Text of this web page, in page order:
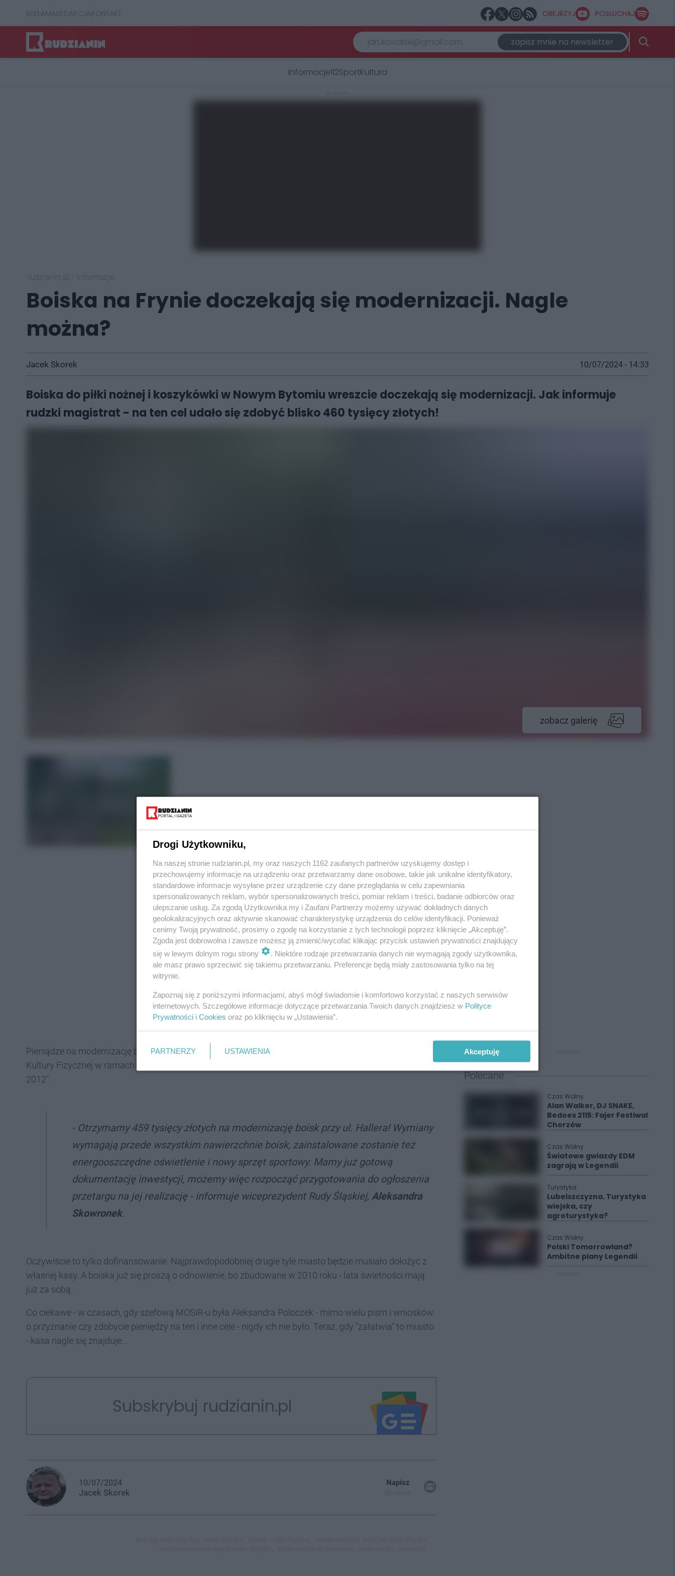
REKLAMAREDAKCJAKONTAKT OBEJRZYJ POSŁUCHAJ
zapisz mnie na newsletter
Informacje112SportKultura
Boiska na Frynie doczekają się modernizacji. Nagle
można?
Jacek Skorek 10/07/2024 - 14:33
Boiska do piłki nożnej i koszykówki w Nowym Bytomiu wreszcie doczekają się modernizacji. Jak informuje
rudzki magistrat - na ten cel udało się zdobyć blisko 460 tysięcy złotych!
zobacz galerię
Pieniądze na modernizację boisk w Nowym Bytomiu przy ulicy Hallera pozyskano z Funduszu Rozwoju
Kultury Fizycznej w ramach Programu modernizacji kompleksów sportowych "Moje Boisko – ORLIK
2012".
- Otrzymamy 459 tysięcy złotych na modernizację boisk przy ul. Hallera! Wymiany
wymagają przede wszystkim nawierzchnie boisk, zainstalowane zostanie też
energooszczędne oświetlenie i nowy sprzęt sportowy. Mamy już gotową
dokumentację inwestycji, możemy więc rozpocząć przygotowania do ogłoszenia
przetargu na jej realizację - informuje wiceprezydent Rudy Śląskiej, Aleksandra
Skowronek.
Oczywiście to tylko dofinansowanie. Najprawdopodobniej drugie tyle miasto będzie musiało dołożyć z
własnej kasy. A boiska już się proszą o odnowienie, bo zbudowane w 2010 roku - lata świetności mają
już za sobą.
Co ciekawe - w czasach, gdy szefową MOSiR-u była Aleksandra Poloczek - mimo wielu pism i wniosków
o przyznanie czy zdobycie pieniędzy na ten i inne cele - nigdy ich nie było. Teraz, gdy "załatwia" to miasto
- kasa nagle się znajduje...
Subskrybuj rudzianin.pl
10/07/2024
Jacek Skorek
Napisz
Polecane
Czas Wolny
Alan Walker, DJ SNAKE,
Bedoes 2115: Fajer Festiwal
Chorzów
Czas Wolny
Światowe gwiazdy EDM
zagrają w Legendii
Turystyka
Lubelszczyzna. Turystyka
wiejska, czy
agroturystyka?
Czas Wolny
Polski Tomorrowland?
Ambitne plany Legendii
Drogi Użytkowniku,
Na naszej stronie rudzianin.pl, my oraz naszych 1162 zaufanych partnerów uzyskujemy dostęp i
przechowujemy informacje na urządzeniu oraz przetwarzamy dane osobowe, takie jak unikalne identyfikatory,
standardowe informacje wysyłane przez urządzenie czy dane przeglądania w celu zapewniania
spersonalizowanych reklam, wybór spersonalizowanych treści, pomiar reklam i treści, badanie odbiorców oraz
ulepszanie usług. Za zgodą Użytkownika my i Zaufani Partnerzy możemy używać dokładnych danych
geolokalizacyjnych oraz aktywnie skanować charakterystykę urządzenia do celów identyfikacji. Ponieważ
cenimy Twoją prywatność, prosimy o zgodę na korzystanie z tych technologii poprzez kliknięcie „Akceptuję”.
Zgoda jest dobrowolna i zawsze możesz ją zmienić/wycofać klikając przycisk ustawień prywatności znajdujący
się w lewym dolnym rogu strony
. Niektóre rodzaje przetwarzania danych nie wymagają zgody użytkownika,
ale masz prawo sprzeciwić się takiemu przetwarzaniu. Preferencje będą miały zastosowania tylko na tej
witrynie.
Zapoznaj się z poniższymi informacjami, abyś mógł świadomie i komfortowo korzystać z naszych serwisów
internetowych. Szczegółowe informacje dotyczące przetwarzania Twoich danych znajdziesz w Polityce
Prywatności i Cookies oraz po kliknięciu w „Ustawienia”.
PARTNERZY USTAWIENIA Akceptuję